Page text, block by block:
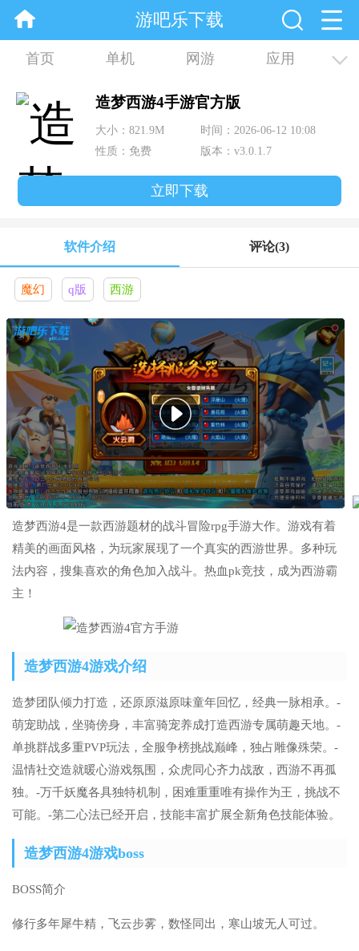
游吧乐下载
首页 单机 网游 应用
资讯 合集
造梦西游4手游官方版
大小：821.9M
时间：2026-06-12 10:08
性质：免费
版本：v3.0.1.7
立即下载
软件介绍 评论(3)
魔幻 q版 西游
造梦西游4是一款西游题材的战斗冒险rpg手游大作。游戏有着
精美的画面风格，为玩家展现了一个真实的西游世界。多种玩
法内容，搜集喜欢的角色加入战斗。热血pk竞技，成为西游霸
主！
造梦西游4游戏介绍
造梦团队倾力打造，还原原滋原味童年回忆，经典一脉相承。-
萌宠助战，坐骑傍身，丰富骑宠养成打造西游专属萌趣天地。-
单挑群战多重PVP玩法，全服争榜挑战巅峰，独占雕像殊荣。-
温情社交造就暖心游戏氛围，众虎同心齐力战敌，西游不再孤
独。-万千妖魔各具独特机制，困难重重唯有操作为王，挑战不
可能。-第二心法已经开启，技能丰富扩展全新角色技能体验。
造梦西游4游戏boss
BOSS简介
修行多年犀牛精，飞云步雾，数怪同出，寒山坡无人可过。